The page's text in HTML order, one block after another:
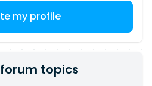
certificats et réseaux
Expérience sur des
de Documents
de migration ou de
applicative.
my profile
topics